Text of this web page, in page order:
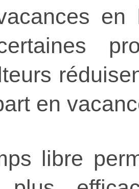
en
en
libre